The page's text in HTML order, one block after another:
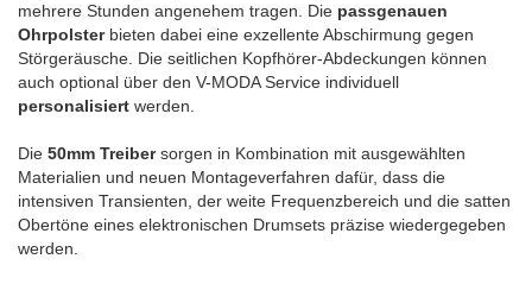
mehrere Stunden angenehem tragen. Die passgenauen
Ohrpolsterbieten dabei eine exzellente Abschirmung gegen
Störgeräusche. Die seitlichen Kopfhörer-Abdeckungen können
auch optional über den V-MODA Service individuell
personalisiert werden.
Die 50mm Treibersorgen in Kombination mit ausgewählten
Materialien und neuen Montageverfahren dafür, dass die
intensiven Transienten, der weite Frequenzbereich und die satten
Obertöne eines elektronischen Drumsets präzise wiedergegeben
werden.